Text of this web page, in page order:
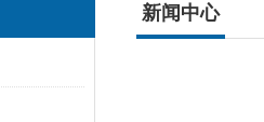
新闻中心